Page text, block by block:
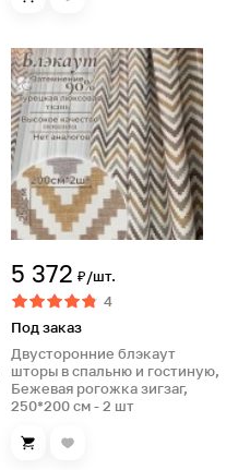
5 372 ₽/шт.
4
Под заказ
Двусторонние блэкаут
шторы в спальню и гостиную,
Бежевая рогожка зигзаг,
250*200 см - 2 шт